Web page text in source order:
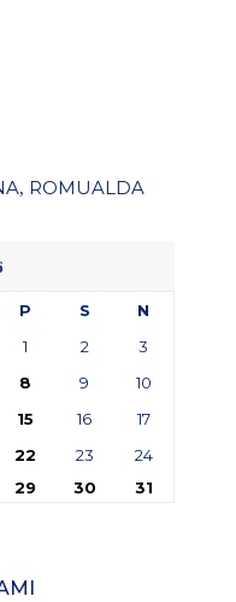
, ROMUALDA
P S
N
1
2
3
8 9
10
15 16
17
22 23
24
29 30
31